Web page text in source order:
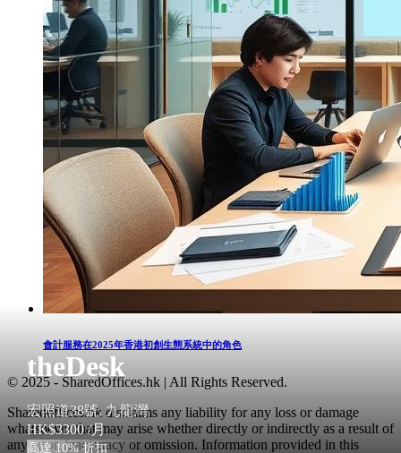
theDesk
宏照道38號, 九龍灣
HK$3300 /月
高達 10% 折扣
會計服務在2025年香港初創生態系統中的角色
© 2025 - SharedOffices.hk | All Rights Reserved.
Sharedoffices.hk disclaims any liability for any loss or damage
whatsoever that may arise whether directly or indirectly as a result of
any error, inaccuracy or omission. Information provided in this